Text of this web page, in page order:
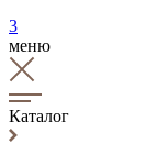
3
меню
Каталог